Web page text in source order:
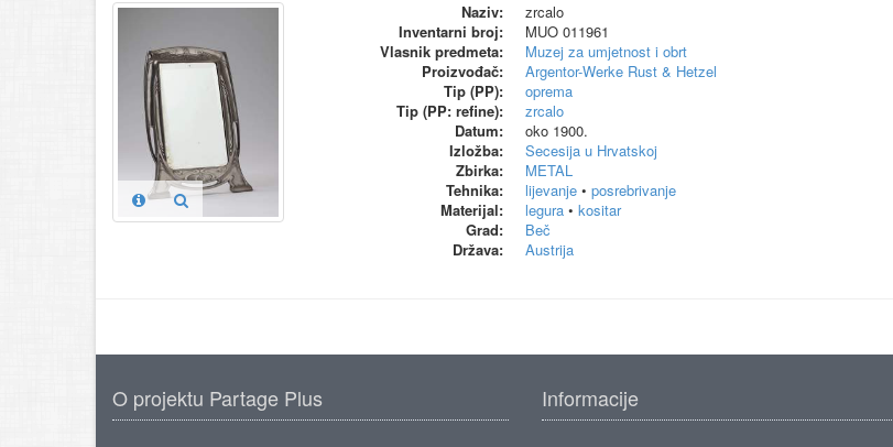
Naziv:
zrcalo
Inventarni broj:
MUO 011961
Vlasnik predmeta:
Muzej za umjetnost i obrt
Proizvođač:
Argentor-Werke Rust & Hetzel
Tip (PP):
oprema
Tip (PP: refine):
zrcalo
Datum:
oko 1900.
Izložba:
Secesija u Hrvatskoj
Zbirka:
METAL
Tehnika:
lijevanje • posrebrivanje
Materijal:
legura • kositar
Grad:
Beč
Država:
Austrija
O projektu Partage Plus Informacije